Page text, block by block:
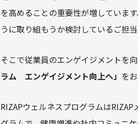
を高めることの重要性が増していま
うに取り組もうか検討しているご担
そこで従業員のエンゲイジメントを
ラム エンゲイジメント向上へ」 を
RIZAPウェルネスプログラムは